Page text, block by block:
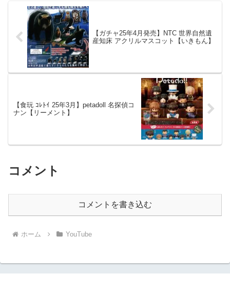
【ガチャ25年4月発売】NTC 世界自然遺
産知床 アクリルマスコット【いきもん】
【食玩 ｺﾚﾄｲ 25年3月】petadoll 名探偵コ
ナン【リーメント】
コメント
コメントを書き込む
ホーム YouTube